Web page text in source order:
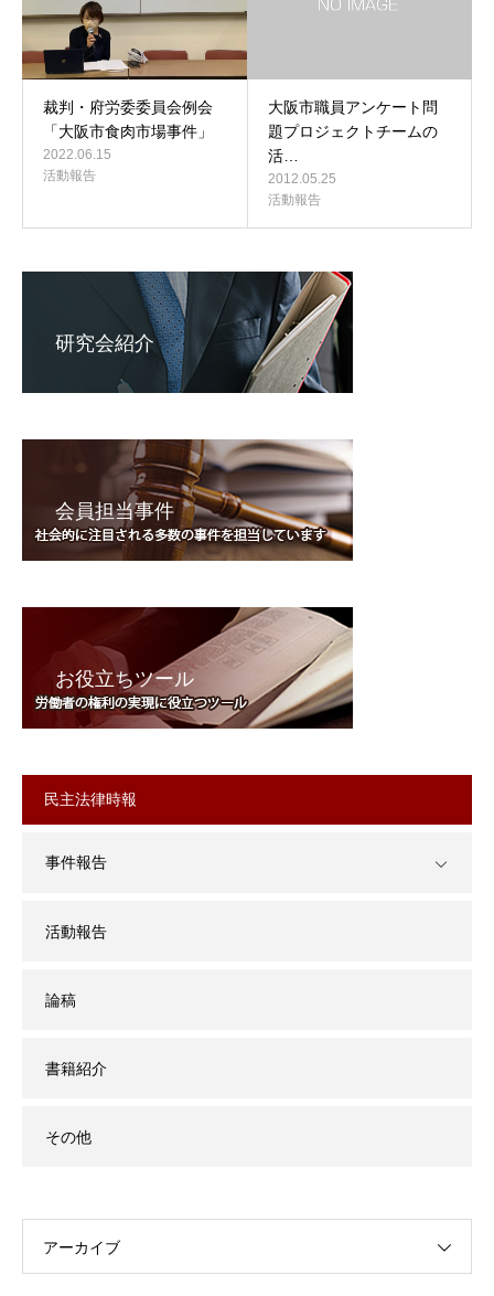
裁判・府労委委員会例会
「大阪市食肉市場事件」
2022.06.15
活動報告
大阪市職員アンケート問
題プロジェクトチームの
活…
2012.05.25
活動報告
研究会紹介
会員担当事件
お役立ちツール
民主法律時報
事件報告
活動報告
論稿
書籍紹介
その他
アーカイブ